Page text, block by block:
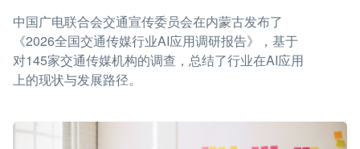
中国广电联合会交通宣传委员会在内蒙古发布了
《2026全国交通传媒行业AI应用调研报告》，基于
对145家交通传媒机构的调查，总结了行业在AI应用
上的现状与发展路径。